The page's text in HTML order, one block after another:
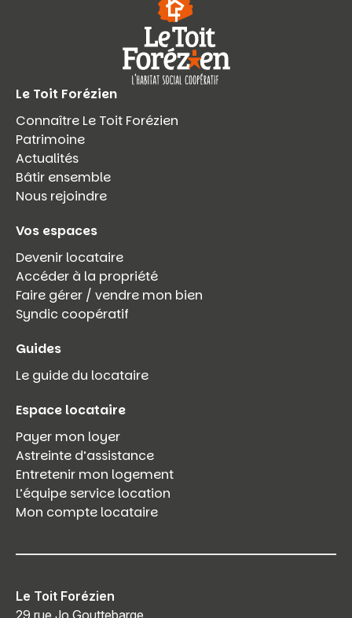
Le Toit Forézien
Connaître Le Toit Forézien
Patrimoine
Actualités
Bâtir ensemble
Nous rejoindre
Vos espaces
Devenir locataire
Accéder à la propriété
Faire gérer / vendre mon bien
Syndic coopératif
Guides
Le guide du locataire
Espace locataire
Payer mon loyer
Astreinte d’assistance
Entretenir mon logement
L’équipe service location
Mon compte locataire
Le Toit Forézien